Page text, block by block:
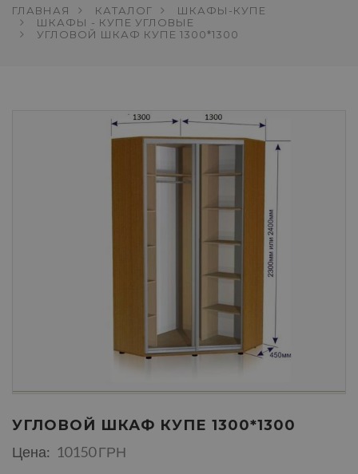
ГЛАВНАЯ КАТАЛОГ
ШКАФЫ-КУПЕ
ШКАФЫ - КУПЕ УГЛОВЫЕ
УГЛОВОЙ ШКАФ КУПЕ 1300*1300
УГЛОВОЙ ШКАФ КУПЕ 1300*1300
Цена: 10150 ГРН